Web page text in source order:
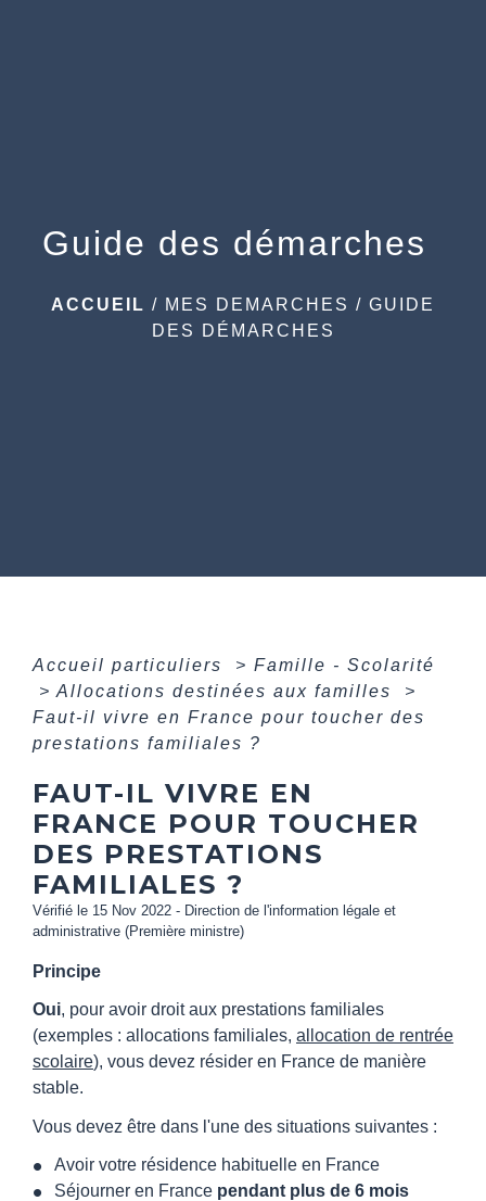
Guide des démarches
ACCUEIL / MES DEMARCHES / GUIDE
DES DÉMARCHES
Accueil particuliers > Famille - Scolarité
> Allocations destinées aux familles
>
Faut-il vivre en France pour toucher des
prestations familiales ?
FAUT-IL VIVRE EN
FRANCE POUR TOUCHER
DES PRESTATIONS
FAMILIALES ?
Vérifié le 15 Nov 2022 - Direction de l'information légale et
administrative (Première ministre)
Principe
Oui, pour avoir droit aux prestations familiales
(exemples : allocations familiales, allocation de rentrée
scolaire), vous devez résider en France de manière
stable.
Vous devez être dans l'une des situations suivantes :
Avoir votre résidence habituelle en France
Séjourner en France pendant plus de 6 mois